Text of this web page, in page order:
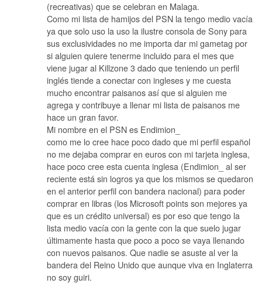
(recreativas) que se celebran en Malaga.
Como mi lista de hamijos del PSN la tengo medio vacía
ya que solo uso la uso la ilustre consola de Sony para
sus exclusividades no me importa dar mi gametag por
si alguien quiere tenerme incluido para el mes que
viene jugar al Killzone 3 dado que teniendo un perfil
inglés tiende a conectar con ingleses y me cuesta
mucho encontrar paisanos así que si alguien me
agrega y contribuye a llenar mi lista de paisanos me
hace un gran favor.
Mi nombre en el PSN es Endimion_
como me lo cree hace poco dado que mi perfil español
no me dejaba comprar en euros con mi tarjeta inglesa,
hace poco cree esta cuenta inglesa (Endimion_ al ser
reciente está sin logros ya que los mismos se quedaron
en el anterior perfil con bandera nacional) para poder
comprar en libras (los Microsoft points son mejores ya
que es un crédito universal) es por eso que tengo la
lista medio vacía con la gente con la que suelo jugar
últimamente hasta que poco a poco se vaya llenando
con nuevos paisanos. Que nadie se asuste al ver la
bandera del Reino Unido que aunque viva en Inglaterra
no soy guiri.